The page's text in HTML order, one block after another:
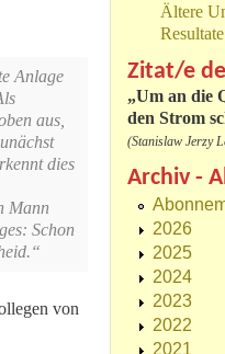
Anlage
aus,
dies
Mann
Schon
von
Ältere
Resultate
Zitat/e
„Um an die
den Strom
(Stanislaw Jerzy
Archiv -
2026
2025
2024
2023
2022
2021